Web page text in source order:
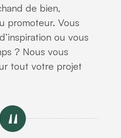
de bien,
promoteur. Vous
ou vous
? Nous vous
tout votre projet